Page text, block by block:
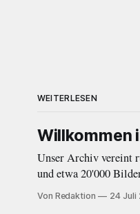
WEITERLESEN
Willkommen
Unser Archiv vereint
und etwa 20'000
ehrenamtlicher Arbeit
Von Redaktion 24 Juli